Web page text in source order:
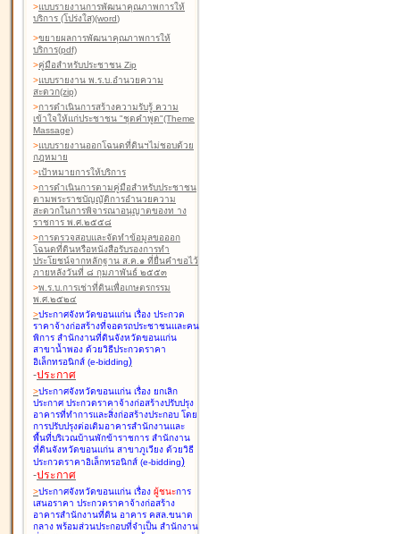
>แบบรายงานการพัฒนาคุณภาพการให้
บริการ (โปร่งใส)(word)
>ขยายผลการพัฒนาคุณภาพการให้
บริการ(pdf)
>คู่มือสำหรับประชาชน Zip
>แบบรายงาน พ.ร.บ.อำนวยความ
สะดวก(zip)
>การดำเนินการสร้างความรับรู้ ความ
เข้าใจให้แก่ประชาชน "ชุดคำพูด"(Theme
Massage)
>แบบรายงานออกโฉนดที่ดินฯไม่ชอบด้วย
กฎหมาย
>เป้าหมายการให้บริการ
>การดำเนินการตามคู่มือสำหรับประชาชน
ตามพระราชบัญญัติการอำนวยความ
สะดวกในการพิจารณาอนุญาตของท าง
ราชการ พ.ศ.๒๕๕๘
>การตรวจสอบและจัดทำข้อมูลขอออก
โฉนดที่ดินหรือหนังสือรับรองการทำ
ประโยชน์จากหลักฐาน ส.ค.๑ ที่ยื่นคำขอไว้
ภายหลังวันที่ ๘ กุมภาพันธ์ ๒๕๕๓
>พ.ร.บ.การเช่าที่ดินเพื่อเกษตรกรรม
พ.ศ.๒๕๒๔
>ประกาศจังหวัดขอนแก่น เรื่อง ประกวด
ราคาจ้างก่อสร้างที่จอดรถประชาชนและคน
พิการ สำนักงานที่ดินจังหวัดขอนแก่น
สาขาน้ำพอง ด้วยวิธีประกวดราคา
อิเล็กทรอนิกส์ (e-bidding)
-ประกาศ
>ประกาศจังหวัดขอนแก่น เรื่อง ยกเลิก
ประกาศ ประกวดราคาจ้างก่อสร้างปรับปรุง
อาคารที่ทำการและสิ่งก่อสร้างประกอบ โดย
การปรับปรุงต่อเติมอาคารสำนักงานและ
พื้นที่บริเวณบ้านพักข้าราชการ สำนักงาน
ที่ดินจังหวัดขอนแก่น สาขาภูเวียง ด้วยวิธี
ประกวดราคาอิเล็กทรอนิกส์ (e-bidding)
-ประกาศ
>ประกาศจังหวัดขอนแก่น เรื่อง ผู้ชนะการ
เสนอราคา ประกวดราคาจ้างก่อสร้าง
อาคารสำนักงานที่ดิน อาคาร คสล.ขนาด
กลาง พร้อมส่วนประกอบที่จำเป็น สำนักงาน